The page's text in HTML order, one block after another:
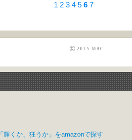
1 2 3 4 5 6 7
「輝くか、狂うか」をamazonで探す